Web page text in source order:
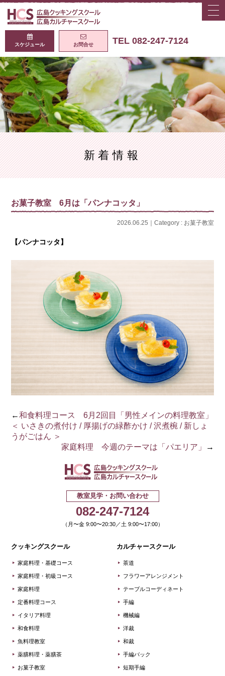
広島クッキン
スケジュール お問合せ TEL 082-247-7124
新着情報
お菓子教室 6月は「パンナコッタ」
2026.06.25｜Category : お菓子教室
【パンナコッタ】
←和食料理コース 6月2回目「男性メインの料理教室」
＜ いさきの煮付け / 厚揚げの緑酢かけ / 沢煮椀 / 新しょ
うがごはん ＞
家庭料理 今週のテーマは「パエリア」
→
教室見学・お問い合わせ
082-247-7124
（月〜金 9:00〜20:30／土 9:00〜17:00）
クッキングスクール
家庭料理・基礎コース
家庭料理・初級コース
家庭料理
定番料理コース
イタリア料理
和食料理
魚料理教室
薬膳料理・薬膳茶
お菓子教室
カルチャースクール
茶道
フラワーアレンジメント
テーブルコーディネート
手編
機械編
洋裁
和裁
手編バック
短期手編